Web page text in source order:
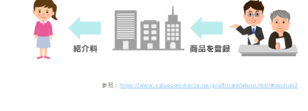
参照： https://www.valuecommerce.ne.jp/affiliate/about.html#section3